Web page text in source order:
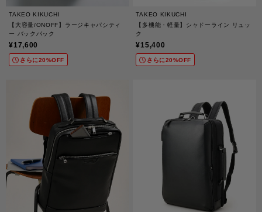
TAKEO KIKUCHI
【大容量/ONOFF】ラージキャパシティ
ー バックパック
¥17,600
さらに20%OFF
TAKEO KIKUCHI
【多機能・軽量】シャドーライン リュッ
ク
¥15,400
さらに20%OFF